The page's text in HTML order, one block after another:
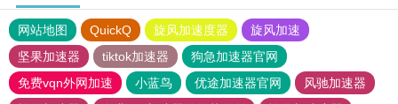
网站地图 QuickQ 旋风加速度器
旋风加速
坚果加速器
tiktok加速器
狗急加速器官网
免费vqn外网加速
小蓝鸟 优途加速器官网
风驰加速器